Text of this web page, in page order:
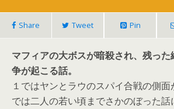
Share Tweet Pin
マフィアの大ボスが暗殺され、残っ
争が起こる話。
１ではヤンとラウのスパイ合戦の側面
では二人の若い頃までさかのぼった